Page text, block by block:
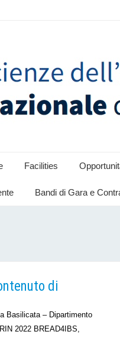
Facilities
Bandi di Gara e
di
Basilicata – Dipartimento
2022 BREAD4IBS,